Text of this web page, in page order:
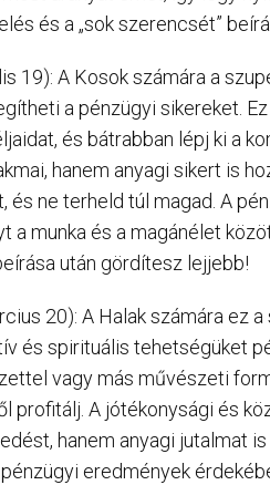
és a „sok szerencsét”
19): A Kosok számára a
a pénzügyi sikereket.
és bátrabban lépj ki a
hanem anyagi sikert is
és ne terheld túl magad. A
a munka és a magánélet
után gördítesz lejjebb!
20): A Halak számára ez
és spirituális tehetségüket
vagy más művészeti
profitálj. A jótékonysági és
hanem anyagi jutalmat
eredmények